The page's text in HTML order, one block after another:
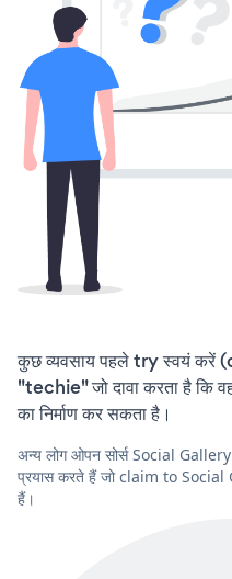
कुछ व्यवसाय पहले try स्वयं करें
"techie" जो दावा करता है
का निर्माण कर सकता है।
अन्य लोग ओपन सोर्स Social
प्रयास करते हैं जो claim to
हैं।